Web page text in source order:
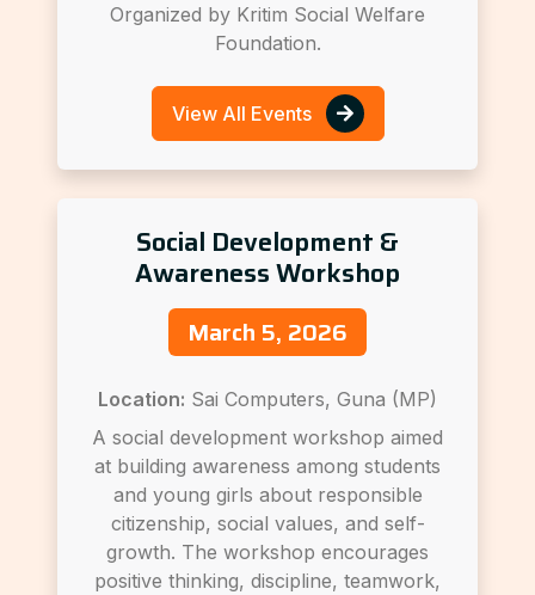
Organized by Kritim Social Welfare
Foundation.
View All Events
Social Development &
Awareness Workshop
March 5, 2026
Location: Sai Computers, Guna (MP)
A social development workshop aimed
at building awareness among students
and young girls about responsible
citizenship, social values, and self-
growth. The workshop encourages
positive thinking, discipline, teamwork,